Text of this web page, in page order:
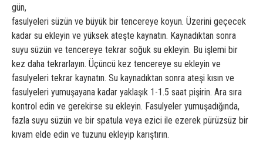
gün,
fasulyeleri süzün ve büyük bir tencereye koyun. Üzerini geçecek
kadar su ekleyin ve yüksek ateşte kaynatın. Kaynadıktan sonra
suyu süzün ve tencereye tekrar soğuk su ekleyin. Bu işlemi bir
kez daha tekrarlayın. Üçüncü kez tencereye su ekleyin ve
fasulyeleri tekrar kaynatın. Su kaynadıktan sonra ateşi kısın ve
fasulyeleri yumuşayana kadar yaklaşık 1-1.5 saat pişirin. Ara sıra
kontrol edin ve gerekirse su ekleyin. Fasulyeler yumuşadığında,
fazla suyu süzün ve bir spatula veya ezici ile ezerek pürüzsüz bir
kıvam elde edin ve tuzunu ekleyip karıştırın.